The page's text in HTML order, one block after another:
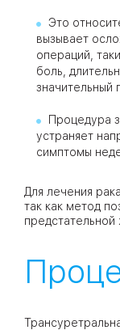
Это
вызывает
операций,
боль,
значительный
Процедура
устраняет
симптомы
Для лечения
так как метод